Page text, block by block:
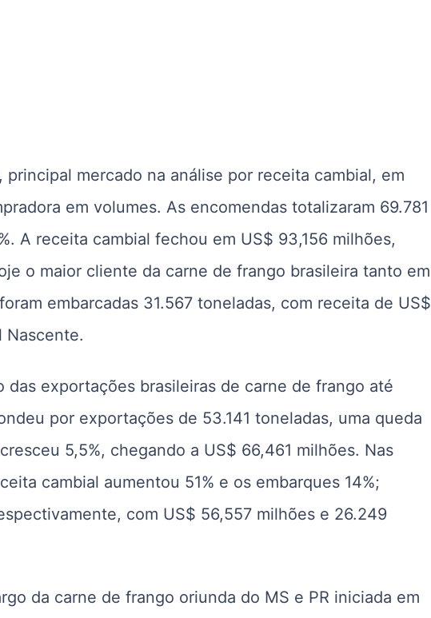
principal mercado na análise por receita cambial, em
em volumes. As encomendas totalizaram 69.781
A receita cambial fechou em US$ 93,156 milhões,
o maior cliente da carne de frango brasileira tanto em
embarcadas 31.567 toneladas, com receita de US$
Nascente.
das exportações brasileiras de carne de frango até
por exportações de 53.141 toneladas, uma queda
5,5%, chegando a US$ 66,461 milhões. Nas
cambial aumentou 51% e os embarques 14%;
com US$ 56,557 milhões e 26.249
da carne de frango oriunda do MS e PR iniciada em